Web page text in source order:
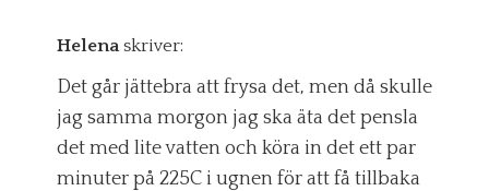
Helena skriver:
Det går jättebra att frysa det, men då skulle
jag samma morgon jag ska äta det pensla
det med lite vatten och köra in det ett par
minuter på 225C i ugnen för att få tillbaka